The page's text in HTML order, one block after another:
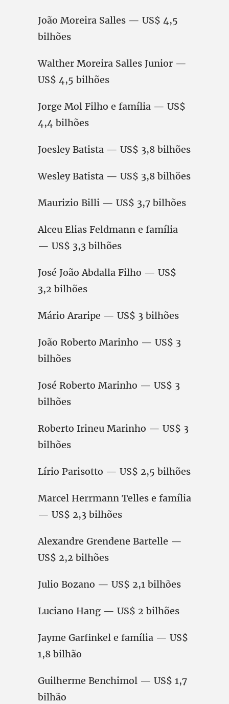
João Moreira Salles — US$ 4,5
bilhões
Walther Moreira Salles Junior —
US$ 4,5 bilhões
Jorge Mol Filho e família — US$
4,4 bilhões
Joesley Batista — US$ 3,8 bilhões
Wesley Batista — US$ 3,8 bilhões
Maurizio Billi — US$ 3,7 bilhões
Alceu Elias Feldmann e família
— US$ 3,3 bilhões
José João Abdalla Filho — US$
3,2 bilhões
Mário Araripe — US$ 3 bilhões
João Roberto Marinho — US$ 3
bilhões
José Roberto Marinho — US$ 3
bilhões
Roberto Irineu Marinho — US$ 3
bilhões
Lírio Parisotto — US$ 2,5 bilhões
Marcel Herrmann Telles e família
— US$ 2,3 bilhões
Alexandre Grendene Bartelle —
US$ 2,2 bilhões
Julio Bozano — US$ 2,1 bilhões
Luciano Hang — US$ 2 bilhões
Jayme Garfinkel e família — US$
1,8 bilhão
Guilherme Benchimol — US$ 1,7
bilhão